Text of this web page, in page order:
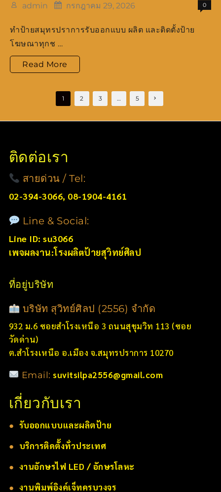
admin
กรกฎาคม 29, 2026 0
ทำป้ายสมุทรปราการรับออกแบบ ผลิต และติดตั้งป้าย
โฆษณาทุกช …
ทำ
สมุทรปราการ
Read More
1 2 3 … 5
ติดต่อเรา
สายด่วน / Tel:
02-394-3066, 08-1904-4161
Line & Social:
Line ID: su3066
เพจผลงาน:โรงผลิตป้ายสุวิทย์ศิลป
ที่อยู่บริษัท
บริษัท สุวิทย์ศิลป (2556) จำกัด
932 ม.6 ซอยสำโรงเหนือ 3 ถนนสุขุมวิท 113 (ซอย
วัดด่าน)
ต.สำโรงเหนือ อ.เมือง จ.สมุทรปราการ 10270
Email: suvitsilpa2556@gmail.com
เกี่ยวกับเรา
● รับออกแบบและผลิตป้าย
● บริการติดตั้งทั่วประเทศ
● งานอักษรไฟ LED / อักษรโลหะ
● งานพิมพ์อิงค์เจ็ทครบวงจร